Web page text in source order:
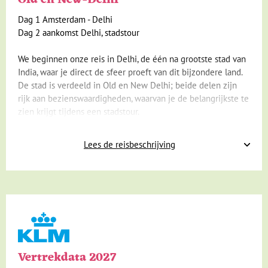
Dag 1 Amsterdam - Delhi
Dag 2 aankomst Delhi, stadstour
We beginnen onze reis in Delhi, de één na grootste stad van
India, waar je direct de sfeer proeft van dit bijzondere land.
De stad is verdeeld in Old en New Delhi; beide delen zijn
rijk aan bezienswaardigheden, waarvan je de belangrijkste te
zien krijgt tijdens een stadstour.
Lees de reisbeschrijving
Vertrekdata 2027